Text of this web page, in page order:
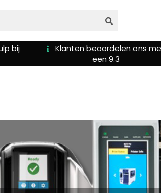
bij
Klanten beoordelen ons
een 9.3